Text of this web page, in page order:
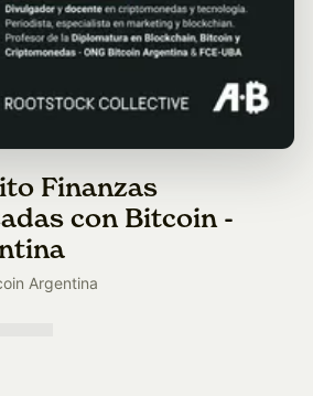
Finanzas
con Bitcoin -
Argentina